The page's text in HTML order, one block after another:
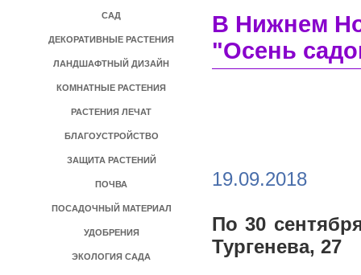
САД
ДЕКОРАТИВНЫЕ РАСТЕНИЯ
ЛАНДШАФТНЫЙ ДИЗАЙН
КОМНАТНЫЕ РАСТЕНИЯ
РАСТЕНИЯ ЛЕЧАТ
БЛАГОУСТРОЙСТВО
ЗАЩИТА РАСТЕНИЙ
ПОЧВА
ПОСАДОЧНЫЙ МАТЕРИАЛ
УДОБРЕНИЯ
ЭКОЛОГИЯ САДА
В Нижнем
"Осень
19.09.2018
По 30
Тургенева, 27